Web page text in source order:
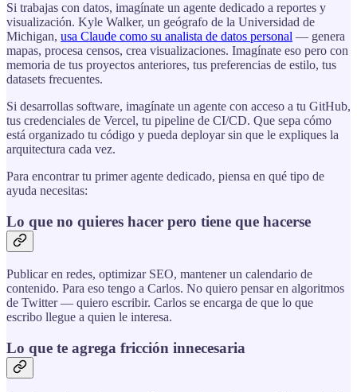
Si trabajas con datos, imagínate un agente dedicado a reportes y
visualización. Kyle Walker, un geógrafo de la Universidad de
Michigan, usa Claude como su analista de datos personal — genera
mapas, procesa censos, crea visualizaciones. Imagínate eso pero con
memoria de tus proyectos anteriores, tus preferencias de estilo, tus
datasets frecuentes.
Si desarrollas software, imagínate un agente con acceso a tu GitHub,
tus credenciales de Vercel, tu pipeline de CI/CD. Que sepa cómo
está organizado tu código y pueda deployar sin que le expliques la
arquitectura cada vez.
Para encontrar tu primer agente dedicado, piensa en qué tipo de
ayuda necesitas:
Lo que no quieres hacer pero tiene que hacerse
Publicar en redes, optimizar SEO, mantener un calendario de
contenido. Para eso tengo a Carlos. No quiero pensar en algoritmos
de Twitter — quiero escribir. Carlos se encarga de que lo que
escribo llegue a quien le interesa.
Lo que te agrega fricción innecesaria